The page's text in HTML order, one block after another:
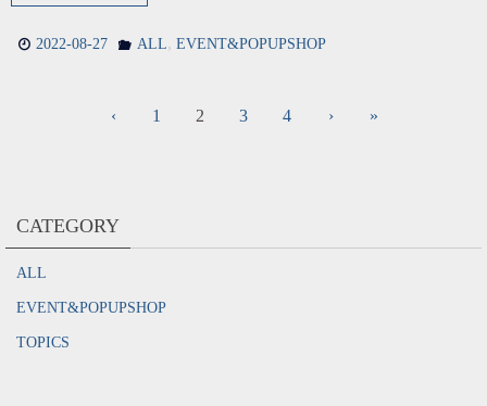
2022-08-27 ALL, EVENT&POPUPSHOP
‹ 1 2 3 4 › »
CATEGORY
ALL
EVENT&POPUPSHOP
TOPICS